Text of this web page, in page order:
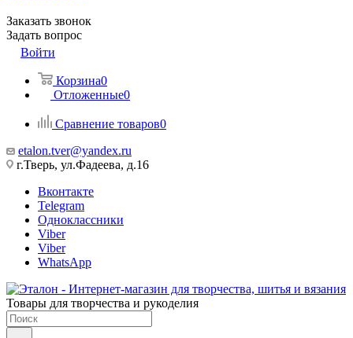
Заказать звонок
Задать вопрос
Войти
Корзина0
Отложенные0
Сравнение товаров0
etalon.tver@yandex.ru
г.Тверь, ул.Фадеева, д.16
Вконтакте
Telegram
Одноклассники
Viber
Viber
WhatsApp
Товары для творчества и рукоделия